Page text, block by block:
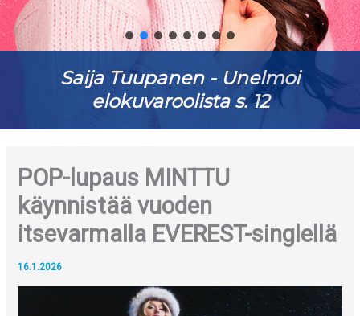
Saija Tuupanen - Unelmoi
elokuvaroolista s. 12
POP-lupaus MINTTU
käynnistää vuoden
itsevarmalla EVEREST-singlellä
16.1.2026